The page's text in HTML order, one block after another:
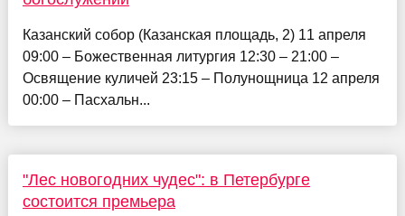
Казанский собор (Казанская площадь, 2) 11 апреля
09:00 – Божественная литургия 12:30 – 21:00 –
Освящение куличей 23:15 – Полунощница 12 апреля
00:00 – Пасхальн...
"Лес новогодних чудес": в Петербурге
состоится премьера